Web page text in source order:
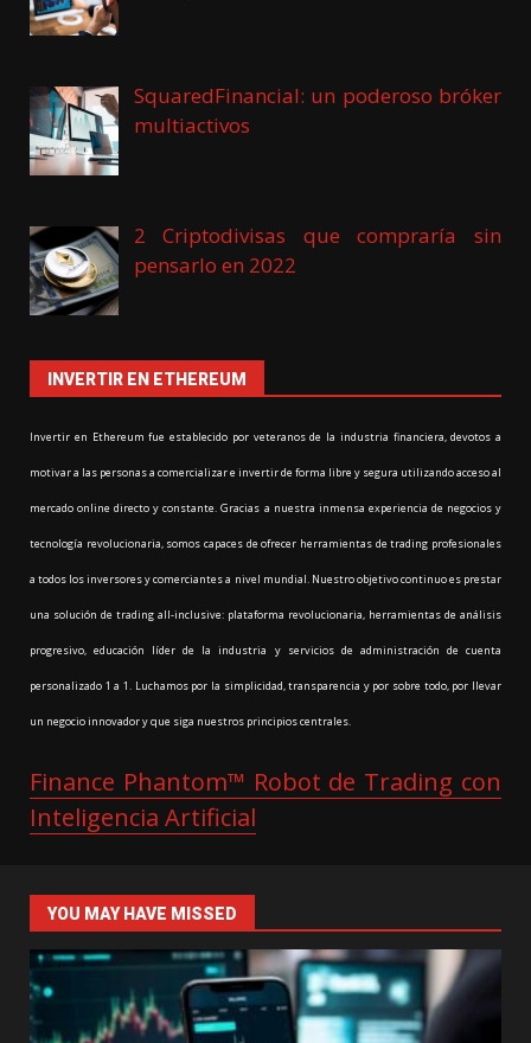
SquaredFinancial: un poderoso bróker
multiactivos
2 Criptodivisas que compraría sin
pensarlo en 2022
INVERTIR EN ETHEREUM
Invertir en Ethereum fue establecido por veteranos de la industria financiera, devotos a
motivar a las personas a comercializar e invertir de forma libre y segura utilizando acceso al
mercado online directo y constante. Gracias a nuestra inmensa experiencia de negocios y
tecnología revolucionaria, somos capaces de ofrecer herramientas de trading profesionales
a todos los inversores y comerciantes a nivel mundial. Nuestro objetivo continuo es prestar
una solución de trading all-inclusive: plataforma revolucionaria, herramientas de análisis
progresivo, educación líder de la industria y servicios de administración de cuenta
personalizado 1 a 1. Luchamos por la simplicidad, transparencia y por sobre todo, por llevar
un negocio innovador y que siga nuestros principios centrales.
Finance Phantom™ Robot de Trading con
Inteligencia Artificial
YOU MAY HAVE MISSED